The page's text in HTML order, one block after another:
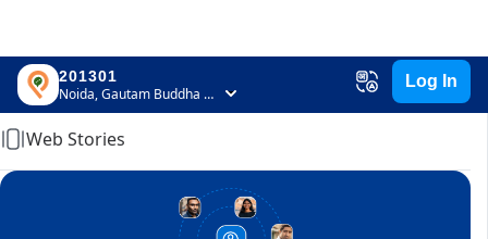
201301
Noida, Gautam Buddha Nagar, Uttar Pradesh
Log In
Home
Web Stories